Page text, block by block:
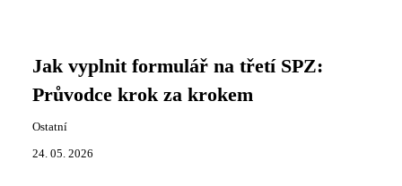
Jak vyplnit formulář na třetí SPZ:
Průvodce krok za krokem
Ostatní
24. 05. 2026